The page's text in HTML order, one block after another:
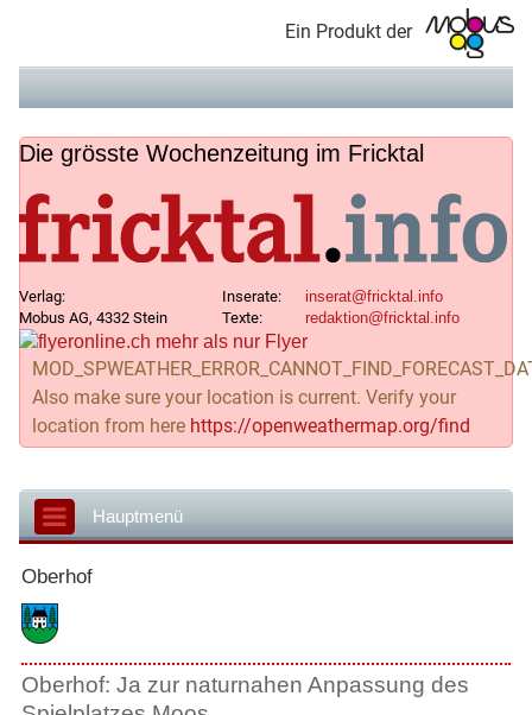
Ein Produkt der
Die grösste Wochenzeitung im Fricktal
Verlag:
Mobus AG, 4332 Stein
Inserate:
Texte:
Also make sure your location is current. Verify your
location from here https://openweathermap.org/find
Hauptmenü
Oberhof
Oberhof: Ja zur naturnahen Anpassung des